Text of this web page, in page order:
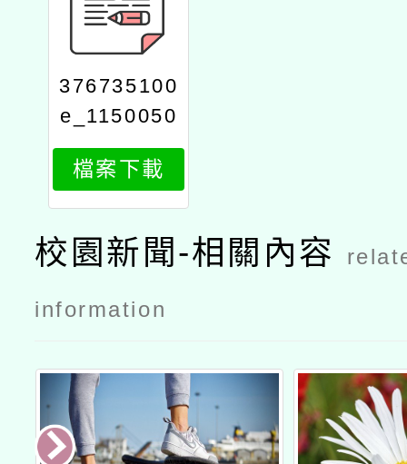
376735100
e_1150050
808_attach
1
檔案下載
校園新聞-相關內容
information